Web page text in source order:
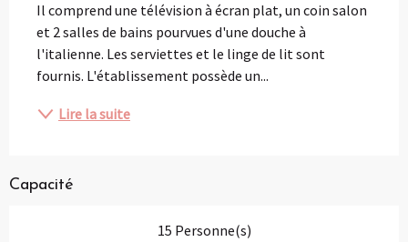
Il comprend une télévision à écran plat, un coin salon
et 2 salles de bains pourvues d'une douche à
l'italienne. Les serviettes et le linge de lit sont
fournis. L'établissement possède un...
Lire la suite
Capacité
15 Personne(s)